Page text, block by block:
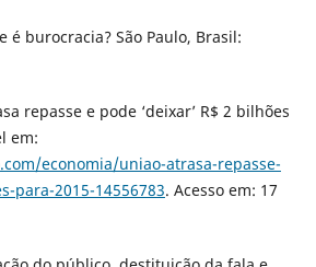
é burocracia? São Paulo, Brasil:
repasse e pode ‘deixar’ R$ 2 bilhões
em:
economia/uniao-atrasa-repasse-
para-2015-14556783. Acesso em: 17